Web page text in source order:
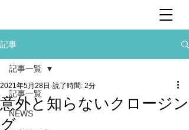
記事
記事一覧
NEWS
記事一覧
意外と知らないクロージン
グ
2021年5月28日 読了時間: 2分